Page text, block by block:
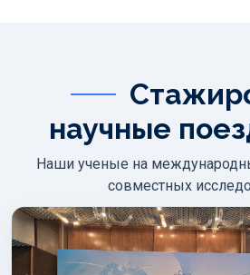
научные
Наши ученые на
совместных